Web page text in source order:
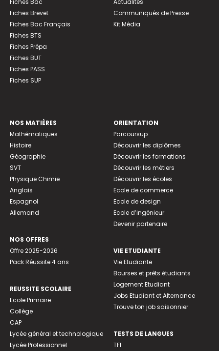
Fiches Bac
Fiches Brevet
Fiches Bac Français
Fiches BTS
Fiches Prépa
Fiches BUT
Fiches PASS
Fiches SUP
Actualités
Communiqués de Presse
Kit Média
NOS MATIÈRES
Mathématiques
Histoire
Géographie
SVT
Physique Chimie
Anglais
Espagnol
Allemand
NOS OFFRES
Offre 2025-2026
Pack Réussite 4 ans
REUSSITE SCOLAIRE
Ecole Primaire
Collège
CAP
Lycée général et technologique
Lycée Professionnel
ORIENTATION
Parcoursup
Découvrir les diplômes
Découvrir les formations
Découvrir les métiers
Découvrir les écoles
Ecole de commerce
Ecole de design
Ecole d’ingénieur
Devenir partenaire
VIE ETUDIANTE
Vie Etudiante
Bourses et prêts étudiants
Logement Etudiant
Jobs Etudiant et Alternance
Trouve ton job saisonnier
TESTS DE LANGUES
TFI